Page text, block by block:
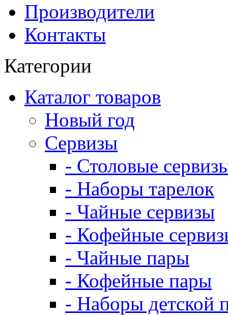
Производители
Контакты
Категории
Каталог товаров
Новый год
Сервизы
- Столовые
- Наборы тарелок
- Чайные сервизы
- Кофейные
- Чайные пары
- Кофейные пары
- Наборы детской